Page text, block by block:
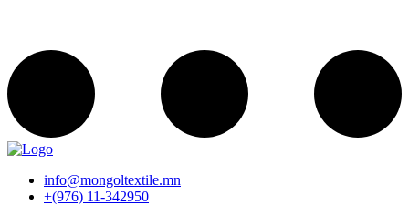
info@mongoltextile.mn
+(976) 11-342950